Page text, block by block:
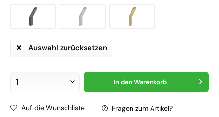
Auswahl zurücksetzen
In den Warenkorb
Auf die Wunschliste Fragen zum Artikel?